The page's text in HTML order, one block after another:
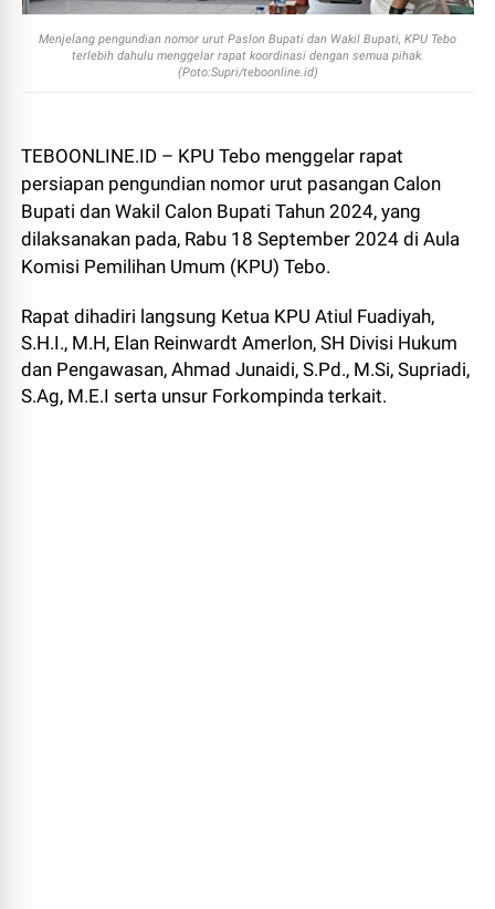
Menjelang pengundian nomor urut Paslon Bupati dan Wakil Bupati, KPU Tebo
terlebih dahulu menggelar rapat koordinasi dengan semua pihak.
(Poto:Supri/teboonline.id)
TEBOONLINE.ID – KPU Tebo menggelar rapat
persiapan pengundian nomor urut pasangan Calon
Bupati dan Wakil Calon Bupati Tahun 2024, yang
dilaksanakan pada, Rabu 18 September 2024 di Aula
Komisi Pemilihan Umum (KPU) Tebo.
Rapat dihadiri langsung Ketua KPU Atiul Fuadiyah,
S.H.I., M.H, Elan Reinwardt Amerlon, SH Divisi Hukum
dan Pengawasan, Ahmad Junaidi, S.Pd., M.Si, Supriadi,
S.Ag, M.E.I serta unsur Forkompinda terkait.